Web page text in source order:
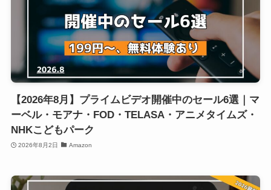
【2026年8月】プライムビデオ開催中のセール6選｜マ
ーベル・モアナ・FOD・TELASA・アニメタイムズ・
NHKこどもパーク
2026年8月2日 Amazon